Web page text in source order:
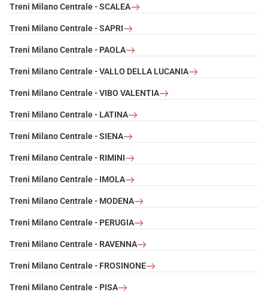
Treni Milano Centrale - SCALEA
Treni Milano Centrale - SAPRI
Treni Milano Centrale - PAOLA
Treni Milano Centrale - VALLO DELLA LUCANIA
Treni Milano Centrale - VIBO VALENTIA
Treni Milano Centrale - LATINA
Treni Milano Centrale - SIENA
Treni Milano Centrale - RIMINI
Treni Milano Centrale - IMOLA
Treni Milano Centrale - MODENA
Treni Milano Centrale - PERUGIA
Treni Milano Centrale - RAVENNA
Treni Milano Centrale - FROSINONE
Treni Milano Centrale - PISA